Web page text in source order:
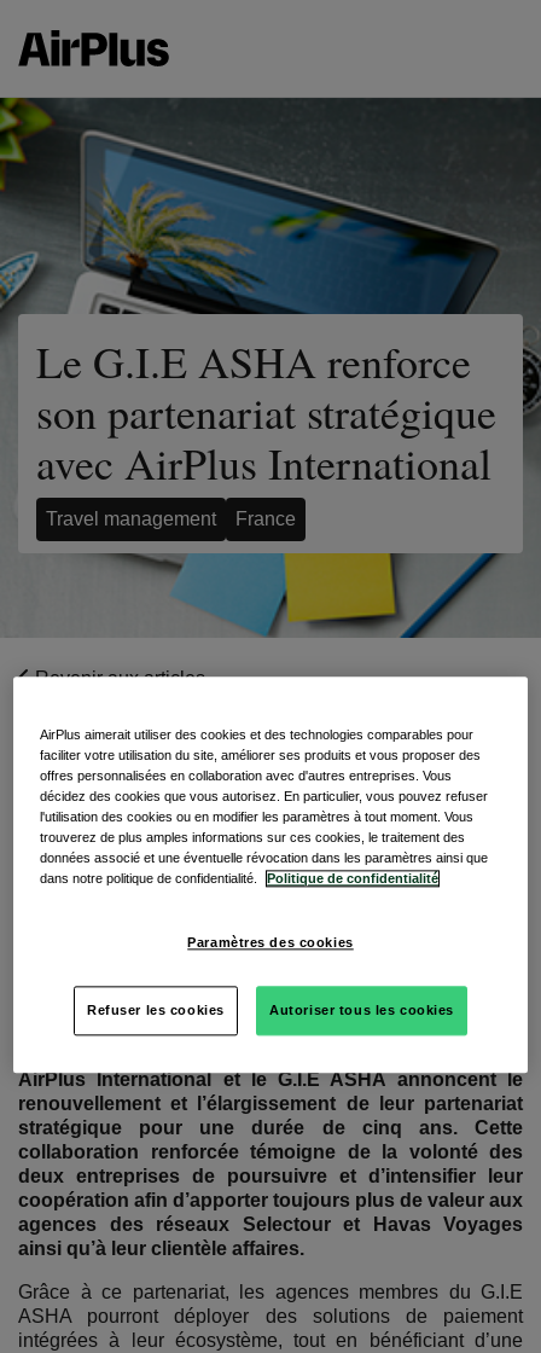
Le G.I.E ASHA renforce
son partenariat stratégique
avec AirPlus International
Travel management France
Revenir aux articles
Lidwine Bernardin
28 mars 2025
Temps de lecture: 2 Minutes
Partager cet article
AirPlus International et le G.I.E ASHA annoncent le
renouvellement et l’élargissement de leur partenariat
stratégique pour une durée de cinq ans. Cette
collaboration renforcée témoigne de la volonté des
deux entreprises de poursuivre et d’intensifier leur
coopération afin d’apporter toujours plus de valeur aux
agences des réseaux Selectour et Havas Voyages
ainsi qu’à leur clientèle affaires.
Grâce à ce partenariat, les agences membres du G.I.E
ASHA pourront déployer des solutions de paiement
intégrées à leur écosystème, tout en bénéficiant d’une
AirPlus aimerait utiliser des cookies et des technologies comparables pour
faciliter votre utilisation du site, améliorer ses produits et vous proposer des
offres personnalisées en collaboration avec d'autres entreprises. Vous
décidez des cookies que vous autorisez. En particulier, vous pouvez refuser
l'utilisation des cookies ou en modifier les paramètres à tout moment. Vous
trouverez de plus amples informations sur ces cookies, le traitement des
données associé et une éventuelle révocation dans les paramètres ainsi que
dans notre politique de confidentialité.
Politique de confidentialité
Paramètres des cookies
Refuser les cookies Autoriser tous les cookies